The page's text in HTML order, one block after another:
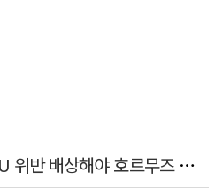
막무가내 이란 "美, MOU 위반 배상해야 호르무즈 재개방"